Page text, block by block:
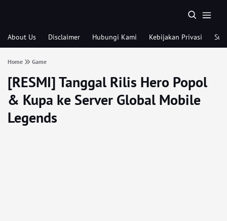
About Us Disclaimer Hubungi Kami Kebijakan Privasi
Home Game
[RESMI] Tanggal Rilis Hero Popol
& Kupa ke Server Global Mobile
Legends